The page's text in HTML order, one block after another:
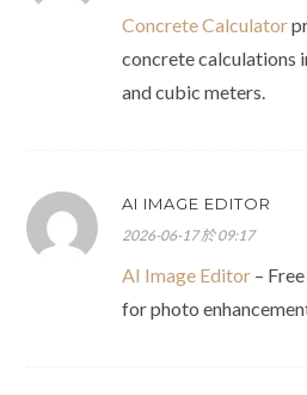
Concrete Calculator
concrete calculations
and cubic meters.
AI IMAGE EDITOR
2026-06-17 於 09:17
AI Image Editor –
for photo